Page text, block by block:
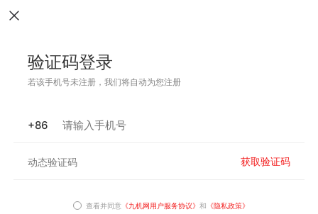
验证码登录
若该手机号未注册，我们将自动为您注册
+86
获取验证码
查看并同意 《九机网用户服务协议》 和 《隐私政策》